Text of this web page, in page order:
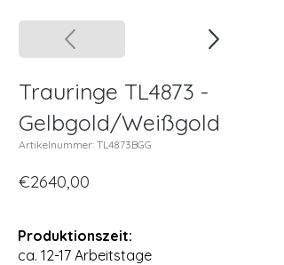
Trauringe TL4873 -
Gelbgold/Weißgold
Artikelnummer: TL4873BGG
€2640,00
Produktionszeit:
ca. 12-17 Arbeitstage